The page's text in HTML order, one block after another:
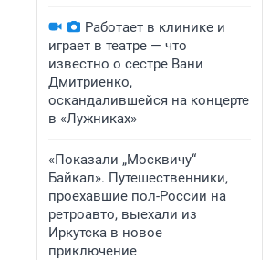
Работает в клинике и
играет в театре — что
известно о сестре Вани
Дмитриенко,
оскандалившейся на концерте
в «Лужниках»
«Показали „Москвичу“
Байкал». Путешественники,
проехавшие пол-России на
ретроавто, выехали из
Иркутска в новое
приключение